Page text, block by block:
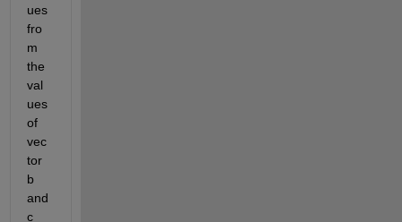
ues
fro
m
the
val
ues
of
vec
tor
b
and
c